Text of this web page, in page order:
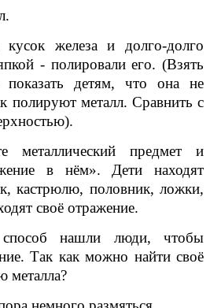
железа и долго-долго
- полировали его. (Взять
показать детям, что она не
полируют металл. Сравнить с
металлический предмет и
в нём». Дети находят
кастрюлю, половник, ложки,
своё отражение.
нашли люди, чтобы
Так как можно найти своё
металла?